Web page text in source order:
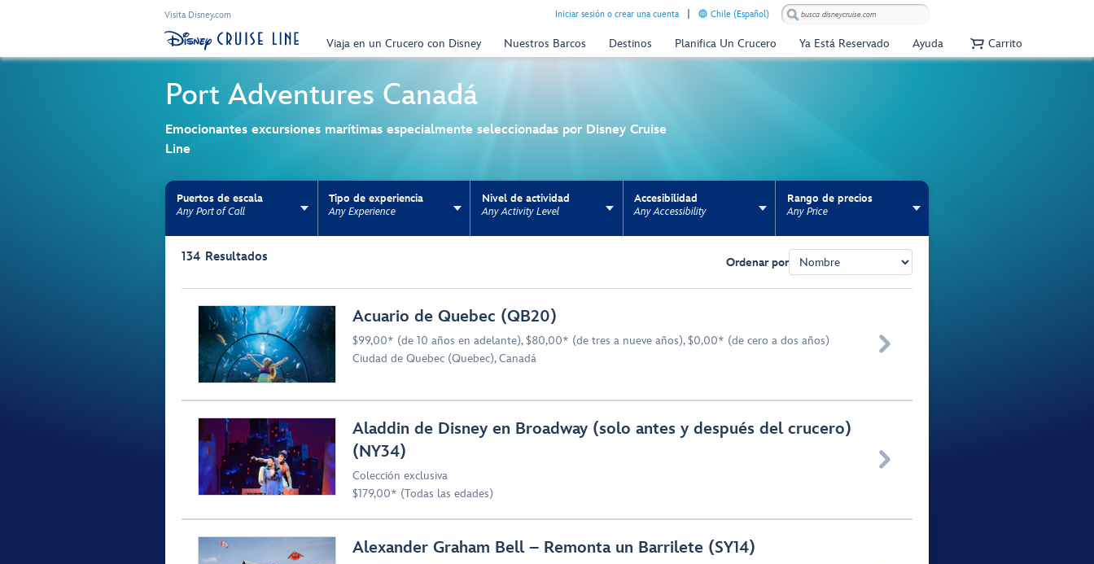
Visita Disney.com Iniciar sesión o crear una cuenta Chile (Español)
Viaja en un Crucero con Disney Nuestros Barcos Destinos Planifica Un Crucero Ya Está Reservado Ayuda Carrito
Port Adventures Canadá
Emocionantes excursiones marítimas especialmente seleccionadas por Disney Cruise
Line
Puertos de escala
Any Port of Call
Tipo de experiencia
Any Experience
Nivel de actividad
Any Activity Level
Accesibilidad
Any Accessibility
Rango de precios
Any Price
134 Resultados Ordenar por
Browse list
Acuario de Quebec (QB20)
$99,00* (de 10 años en adelante), $80,00* (de tres a nueve años), $0,00* (de cero a dos años)
Ciudad de Quebec (Quebec), Canadá

Aladdin de Disney en Broadway (solo antes y después del crucero)
(NY34)
Colección exclusiva
$179,00* (Todas las edades)

Alexander Graham Bell – Remonta un Barrilete (SY14)